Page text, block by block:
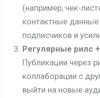
(например, чек-
контактные
подписчиков и
Регулярные рилс
Публикации через
коллаборации с
выйти на новые